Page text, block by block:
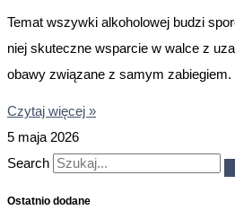
Temat wszywki alkoholowej budzi
niej skuteczne wsparcie w walce z
obawy związane z samym zabiegiem.
Czytaj więcej »
5 maja 2026
Search
Ostatnio dodane